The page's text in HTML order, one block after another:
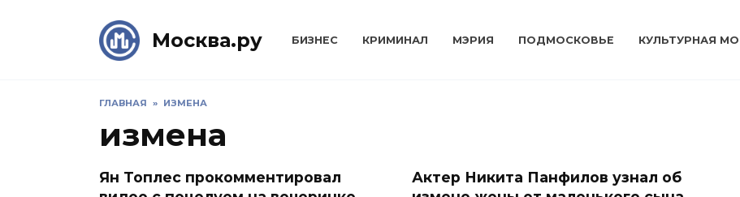
Москва.ру БИЗНЕС КРИМИНАЛ МЭРИЯ ПОДМОСКОВЬЕ КУЛЬТУРНАЯ
ГЛАВНАЯ » ИЗМЕНА
измена
Ян Топлес прокомментировал
Актер Никита Панфилов узнал об